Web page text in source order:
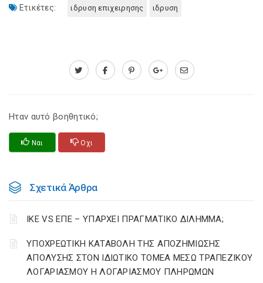
Ετικέτες: ιδρυση επιχειρησης ιδρυση
Ηταν αυτό βοηθητικό;
Ναι Οχι
Σχετικά Άρθρα
ΙΚΕ VS ΕΠΕ – ΥΠΑΡΧΕΙ ΠΡΑΓΜΑΤΙΚΟ ΔΙΛΗΜΜΑ;
YΠΟΧΡΕΩΤΙΚΗ ΚΑΤΑΒΟΛΗ ΤΗΣ ΑΠΟΖΗΜΙΩΣΗΣ
ΑΠΟΛΥΣΗΣ ΣΤΟΝ ΙΔΙΩΤΙΚΟ ΤΟΜΕΑ ΜΕΣΩ ΤΡΑΠΕΖΙΚΟΥ
ΛΟΓΑΡΙΑΣΜΟΥ Η ΛΟΓΑΡΙΑΣΜΟΥ ΠΛΗΡΩΜΩΝ